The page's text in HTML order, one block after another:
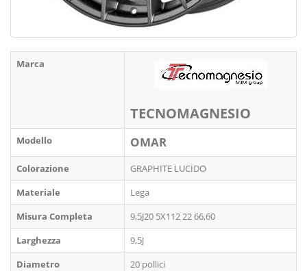
Marca
TECNOMAGNESIO
Modello OMAR
Colorazione
GRAPHITE LUCIDO
Materiale
Lega
Misura Completa
9,5J20 5X112 22 66,60
Larghezza
9,5J
Diametro
20 pollici